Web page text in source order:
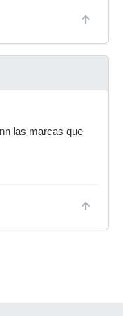
las marcas que